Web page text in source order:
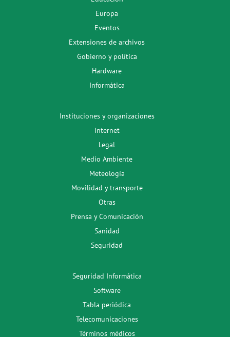
Europa
Eventos
Extensiones de archivos
Gobierno y política
Hardware
Informática
Instituciones y organizaciones
Internet
Legal
Medio Ambiente
Meteología
Movilidad y transporte
Otras
Prensa y Comunicación
Sanidad
Seguridad
Seguridad Informática
Software
Tabla periódica
Telecomunicaciones
Términos médicos